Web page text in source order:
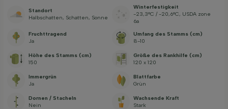
Standort
Halbschatten, Schatten, Sonne
Winterfestigkeit
-23,3°C / -20,6°C, USDA zone
6a
Fruchttragend
Ja
Umfang des Stamms (cm)
8-10
Höhe des Stamms (cm)
150
Größe des Rankhilfe (cm)
120 x 120
Immergrün
Ja
Blattfarbe
Grün
Dornen / Stacheln
Nein
Wachsende Kraft
Stark